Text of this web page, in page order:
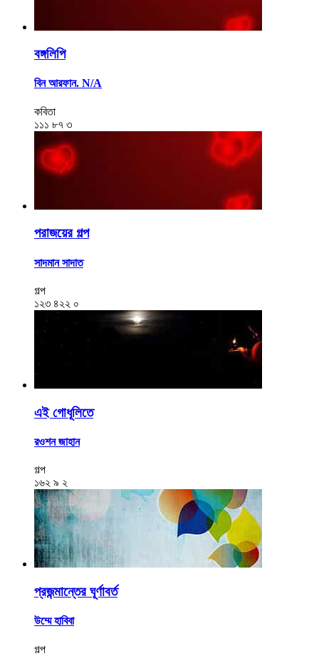
বঙ্গলিপি
বিন আরফান. N/A
কবিতা
১১১ ৮৭ ৩
পরাজয়ের গল্প
সাদমান সাদাত
গল্প
১২৩ ৪২২ ০
এই গোধূলিতে
রওশন জাহান
গল্প
১৬২ ৯ ২
প্রজন্মান্তের ঘূর্ণাবর্ত
উম্মে হাবিবা
গল্প